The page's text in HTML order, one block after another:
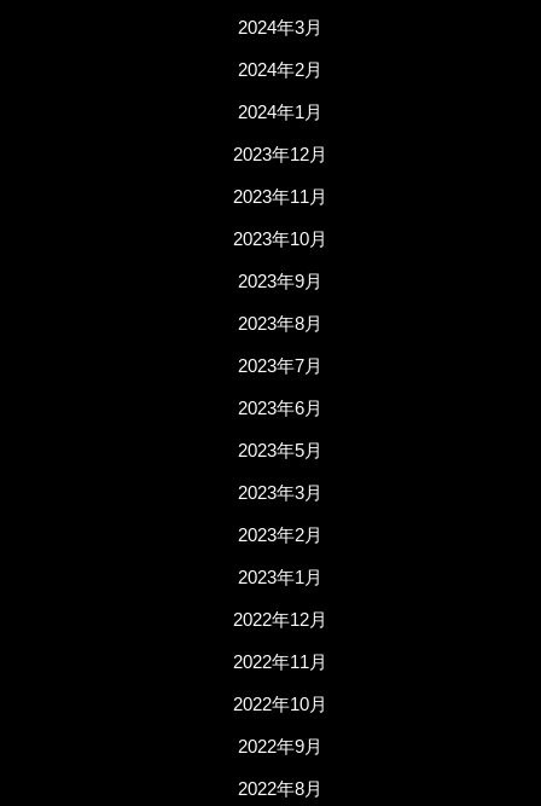
2024年3月
2024年2月
2024年1月
2023年12月
2023年11月
2023年10月
2023年9月
2023年8月
2023年7月
2023年6月
2023年5月
2023年3月
2023年2月
2023年1月
2022年12月
2022年11月
2022年10月
2022年9月
2022年8月